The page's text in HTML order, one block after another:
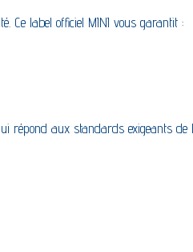
Ce label officiel MINI vous garantit :
répond aux standards exigeants